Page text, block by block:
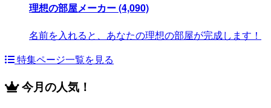
理想の部屋メーカー(4,090)
名前を入れると、あなたの理想の部屋が完成します！
特集ページ一覧を見る
今月の人気！